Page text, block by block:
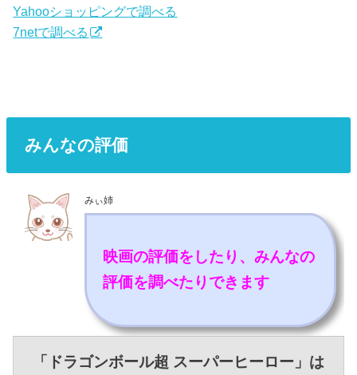
Yahooショッピングで調べる
7netで調べる
みんなの評価
みぃ姉
映画の評価をしたり、みんなの
評価を調べたりできます
「ドラゴンボール超 スーパーヒーロー」は